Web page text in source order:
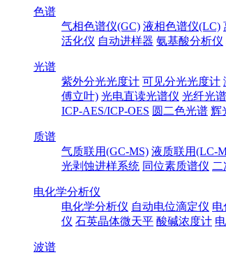
色谱
气相色谱仪(GC) 液相色谱仪(LC)
活化仪 自动进样器 氨基酸分析仪
光谱
紫外分光光度计 可见分光光度计
傅立叶) 光电直读光谱仪 光纤光
ICP-AES/ICP-OES 圆二色光谱 辉
质谱
气质联用(GC-MS) 液质联用(LC-
光剥蚀进样系统 同位素质谱仪
电化学分析仪
电化学分析仪 自动电位滴定仪 电
仪 石英晶体微天平 酸碱浓度计
波谱